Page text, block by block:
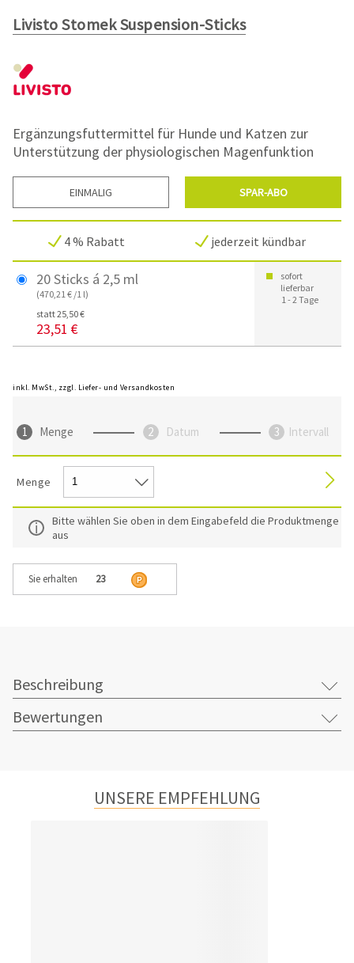
Livisto Stomek Suspension-Sticks
Ergänzungsfuttermittel für Hunde und Katzen zur
Unterstützung der physiologischen Magenfunktion
EINMALIG SPAR-ABO
4 % Rabatt jederzeit kündbar
20 Sticks á 2,5 ml
(470,21 € /1 l)
statt 25,50 €
23,51 €
sofort
lieferbar
1 - 2 Tage
inkl. MwSt., zzgl. Liefer- und Versandkosten
Menge Datum Intervall
Menge
Bitte wählen Sie oben in dem Eingabefeld die Produktmenge
aus
Sie erhalten 23
Beschreibung
Bewertungen
UNSERE EMPFEHLUNG